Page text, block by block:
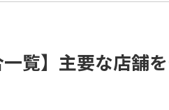
覧】主要な店舗を